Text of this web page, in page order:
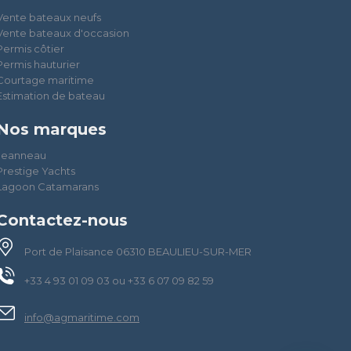
bateaux neufs
bateaux d'occasion
côtier
hauturier
maritime
de bateau
marques
Yachts
Catamarans
nous
Port de Plaisance 06310 BEAULIEU-SUR-MER
+33 4 93 01 09 03 ou +33 6 07 09 82 59
info@agmaritime.com